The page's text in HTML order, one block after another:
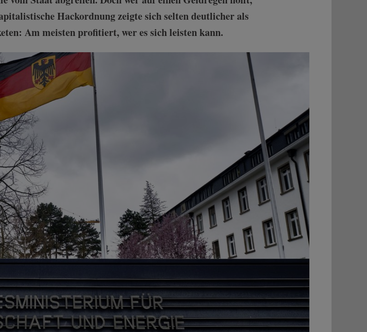
Hackordnung zeigte sich selten deutlicher als
Am meisten profitiert, wer es sich leisten kann.